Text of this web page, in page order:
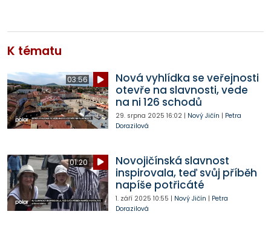
K tématu
03:56
Nová vyhlídka se veřejnosti
otevře na slavnosti, vede
na ni 126 schodů
29. srpna 2025 16:02| Nový Jičín | Petra
Dorazilová
01:20
Novojičínská slavnost
inspirovala, teď svůj příběh
napíše potřicáté
1. září 2025 10:55 | Nový Jičín | Petra
Dorazilová